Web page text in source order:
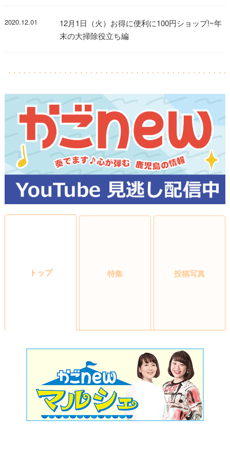
2020.12.01
12月1日（火）お得に便利に100円ショップ!~年
末の大掃除役立ち編
トップ 特集 投稿写真